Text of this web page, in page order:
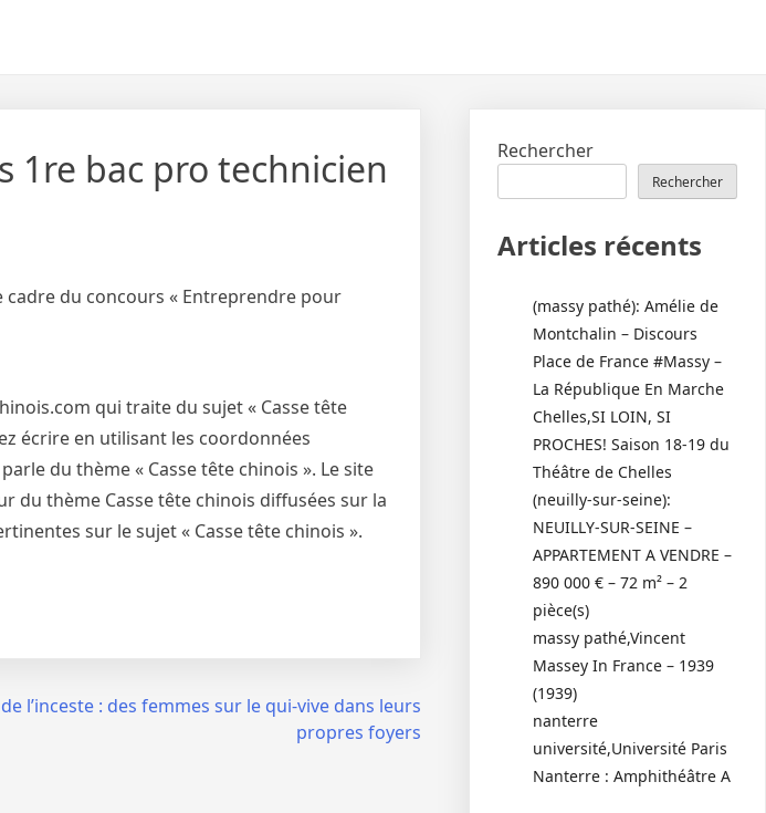
1re bac pro technicien
cadre du concours « Entreprendre pour
qui traite du sujet « Casse tête
écrire en utilisant les coordonnées
du thème « Casse tête chinois ». Le site
du thème Casse tête chinois diffusées sur la
sur le sujet « Casse tête chinois ».
l’inceste : des femmes sur le qui-vive dans leurs
propres foyers
Rechercher
Rechercher
Articles récents
(massy pathé): Amélie de
Montchalin – Discours
Place de France #Massy –
La République En Marche
Chelles,SI LOIN, SI
PROCHES! Saison 18-19 du
Théâtre de Chelles
(neuilly-sur-seine):
NEUILLY-SUR-SEINE –
APPARTEMENT A VENDRE –
890 000 € – 72 m² – 2
pièce(s)
massy pathé,Vincent
Massey In France – 1939
(1939)
nanterre
université,Université Paris
Nanterre : Amphithéâtre A